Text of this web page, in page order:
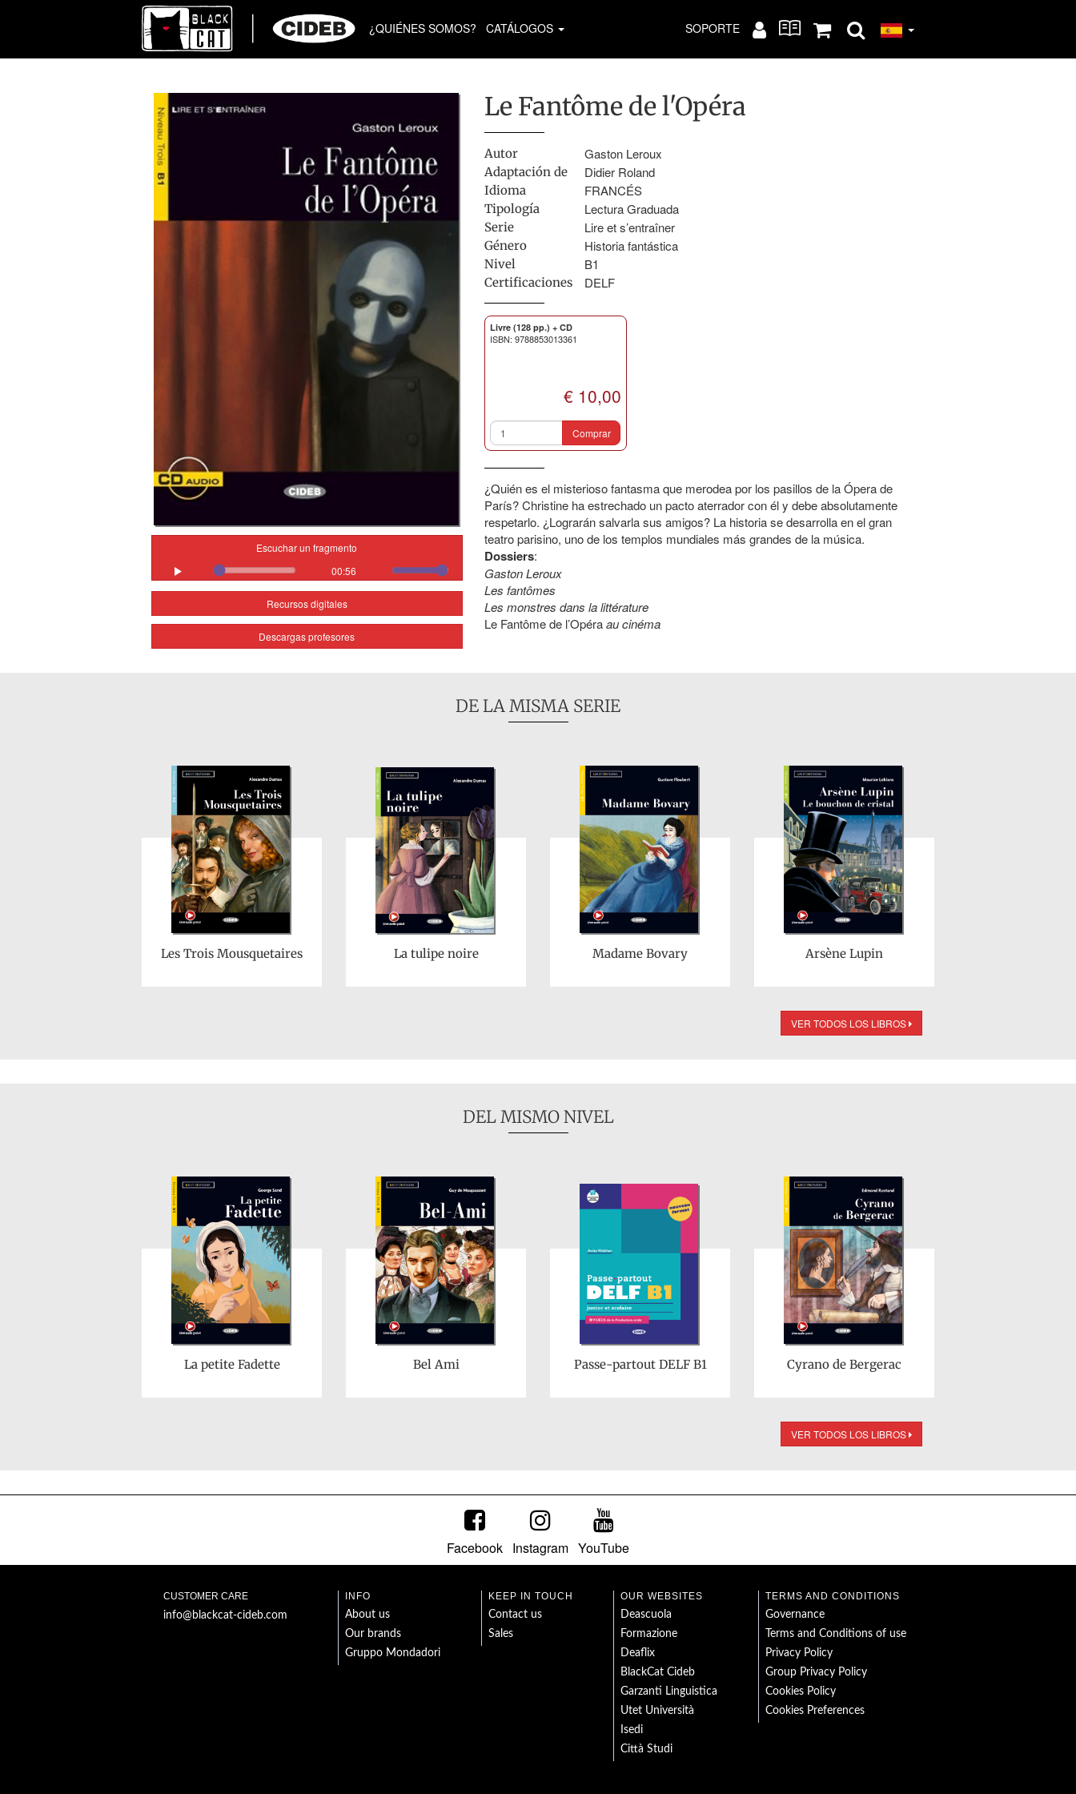
¿QUIÉNES SOMOS? CATÁLOGOS SOPORTE
Escuchar un fragmento
00:56
Recursos digitales
Descargas profesores
Le Fantôme de l'Opéra
Autor Gaston Leroux
Adaptación de Didier Roland
Idioma FRANCÉS
Tipología Lectura Graduada
Serie Lire et s’entraîner
Género Historia fantástica
Nivel B1
Certificaciones DELF
Livre (128 pp.) + CD
ISBN: 9788853013361
€ 10,00
Comprar
¿Quién es el misterioso fantasma que merodea por los pasillos de la Ópera de
París? Christine ha estrechado un pacto aterrador con él y debe absolutamente
respetarlo. ¿Lograrán salvarla sus amigos? La historia se desarrolla en el gran
teatro parisino, uno de los templos mundiales más grandes de la música.
Dossiers:
Gaston Leroux
Les fantômes
Les monstres dans la littérature
Le Fantôme de l’Opéraau cinéma
DE LA MISMA SERIE
Les Trois Mousquetaires La tulipe noire Madame Bovary Arsène Lupin
VER TODOS LOS LIBROS
DEL MISMO NIVEL
La petite Fadette Bel Ami Passe-partout DELF B1 Cyrano de Bergerac
VER TODOS LOS LIBROS
Facebook Instagram YouTube